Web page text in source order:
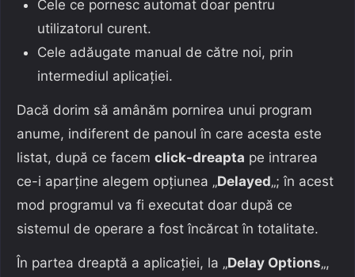
Cele ce pornesc automat doar pentru
utilizatorul curent.
Cele adăugate manual de către noi, prin
intermediul aplicației.
Dacă dorim să amânăm pornirea unui program
anume, indiferent de panoul în care acesta este
listat, după ce facem click-dreapta pe intrarea
ce-i aparține alegem opțiunea „Delayed„; în acest
mod programul va fi executat doar după ce
sistemul de operare a fost încărcat în totalitate.
În partea dreaptă a aplicației, la „Delay Options„,